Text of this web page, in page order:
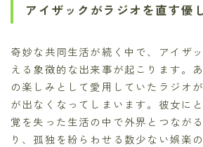
アイザックがラジオを直す優
奇妙な共同生活が続く中で、アイザ
える象徴的な出来事が起こります。
の楽しみとして愛用していたラジオ
が出なくなってしまいます。彼女に
覚を失った生活の中で外界とつなが
り、孤独を紛らわせる数少ない娯楽